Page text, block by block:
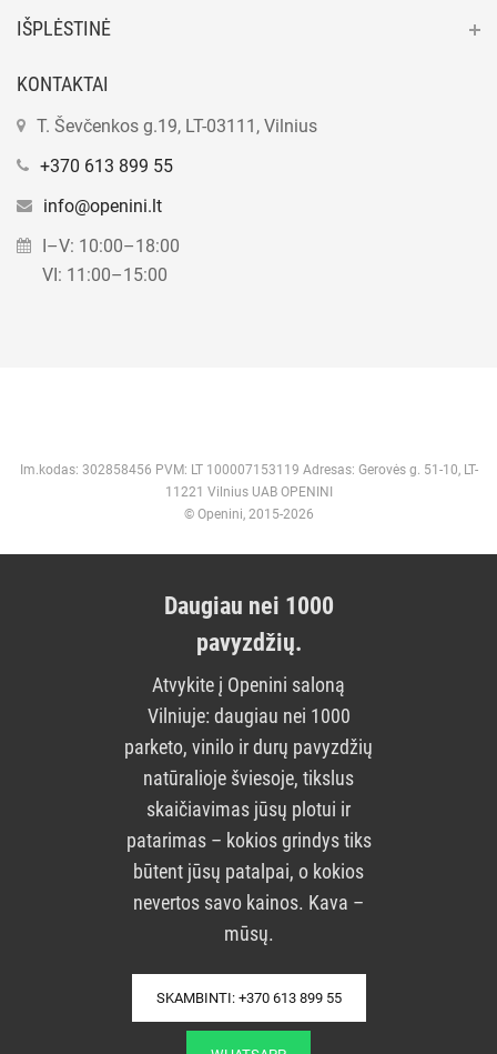
IŠPLĖSTINĖ
KONTAKTAI
T. Ševčenkos g.19, LT-03111, Vilnius
+370 613 899 55
info@openini.lt
I–V: 10:00–18:00
VI: 11:00–15:00
Im.kodas: 302858456 PVM: LT 100007153119 Adresas: Gerovės g. 51-10, LT-
11221 Vilnius UAB OPENINI
© Openini, 2015-2026
Daugiau nei 1000
pavyzdžių.
Atvykite į Openini saloną
Vilniuje: daugiau nei 1000
parketo, vinilo ir durų pavyzdžių
natūralioje šviesoje, tikslus
skaičiavimas jūsų plotui ir
patarimas – kokios grindys tiks
būtent jūsų patalpai, o kokios
nevertos savo kainos. Kava –
mūsų.
SKAMBINTI: +370 613 899 55